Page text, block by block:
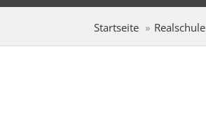
Startseite Realschule